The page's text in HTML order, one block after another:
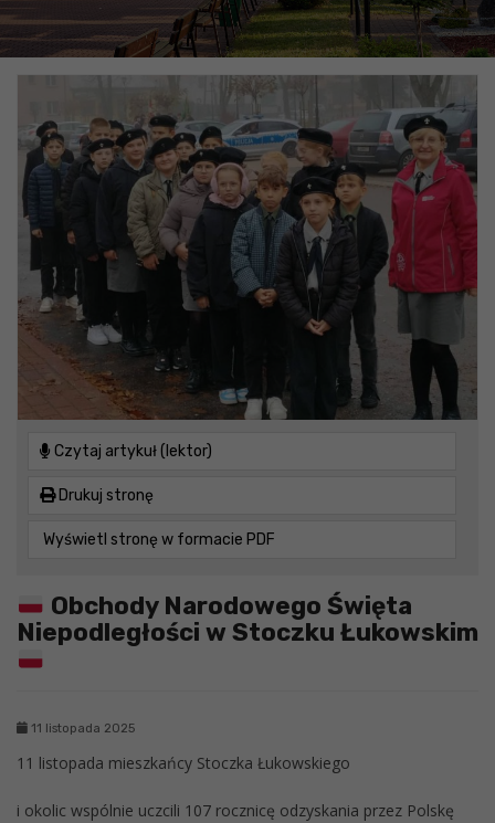
Czytaj artykuł (lektor)
Drukuj stronę
Wyświetl stronę w formacie PDF
Obchody Narodowego Święta
Niepodległości w Stoczku Łukowskim
11 listopada 2025
11 listopada mieszkańcy Stoczka Łukowskiego
i okolic wspólnie uczcili 107 rocznicę odzyskania przez Polskę